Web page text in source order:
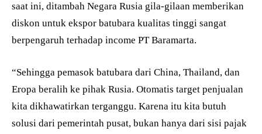
saat ini, ditambah Negara Rusia gila-gilaan memberikan
diskon untuk ekspor batubara kualitas tinggi sangat
berpengaruh terhadap income PT Baramarta.
“Sehingga pemasok batubara dari China, Thailand, dan
Eropa beralih ke pihak Rusia. Otomatis target penjualan
kita dikhawatirkan terganggu. Karena itu kita butuh
solusi dari pemerintah pusat, bukan hanya dari sisi pajak